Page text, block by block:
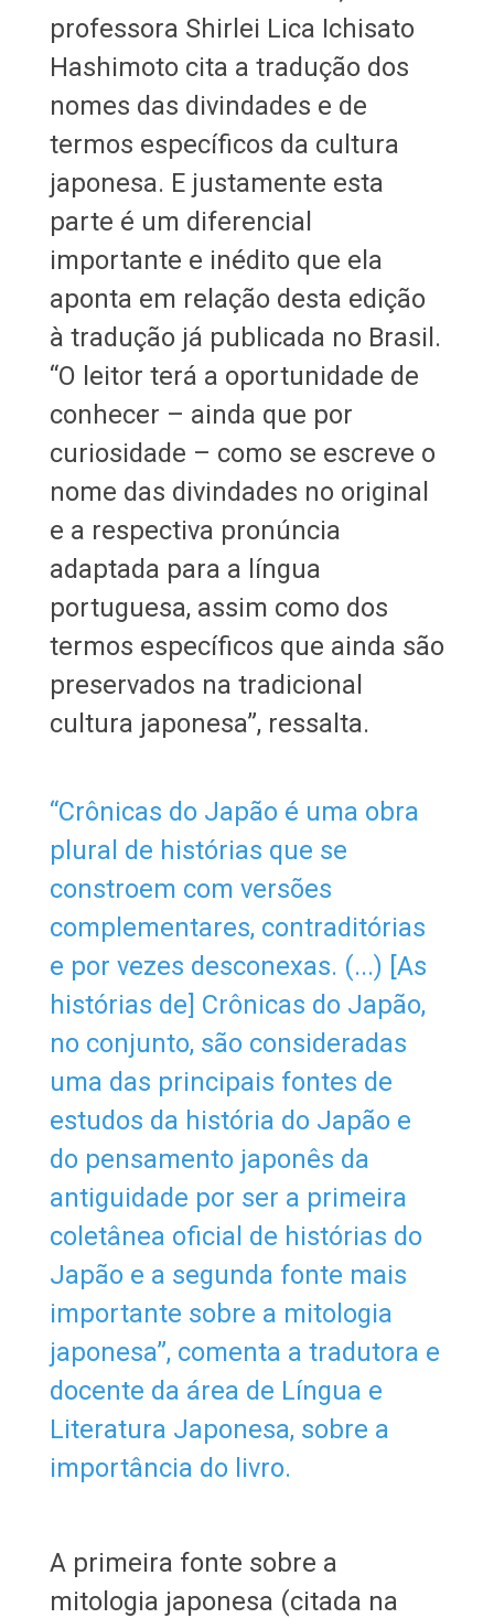
professora Shirlei Lica Ichisato
Hashimoto cita a tradução dos
nomes das divindades e de
termos específicos da cultura
japonesa. E justamente esta
parte é um diferencial
importante e inédito que ela
aponta em relação desta edição
à tradução já publicada no Brasil.
“O leitor terá a oportunidade de
conhecer – ainda que por
curiosidade – como se escreve o
nome das divindades no original
e a respectiva pronúncia
adaptada para a língua
portuguesa, assim como dos
termos específicos que ainda são
preservados na tradicional
cultura japonesa”, ressalta.
“Crônicas do Japão é uma obra
plural de histórias que se
constroem com versões
complementares, contraditórias
e por vezes desconexas. (...) [As
histórias de] Crônicas do Japão,
no conjunto, são consideradas
uma das principais fontes de
estudos da história do Japão e
do pensamento japonês da
antiguidade por ser a primeira
coletânea oficial de histórias do
Japão e a segunda fonte mais
importante sobre a mitologia
japonesa”, comenta a tradutora e
docente da área de Língua e
Literatura Japonesa, sobre a
importância do livro.
A primeira fonte sobre a
mitologia japonesa (citada na